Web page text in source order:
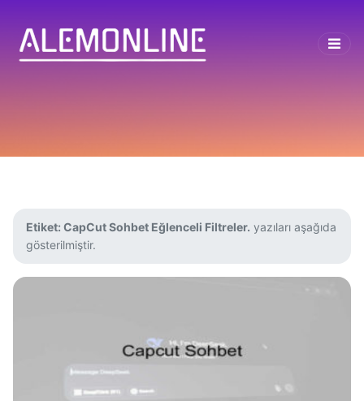
Etiket: CapCut Sohbet Eğlenceli Filtreler. yazıları aşağıda
gösterilmiştir.